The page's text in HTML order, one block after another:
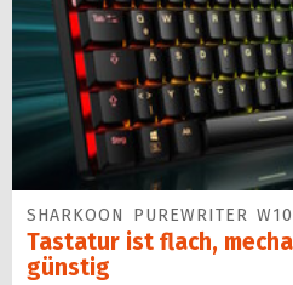
SHARKOON PUREWRITER
Tastatur ist flach,
günstig